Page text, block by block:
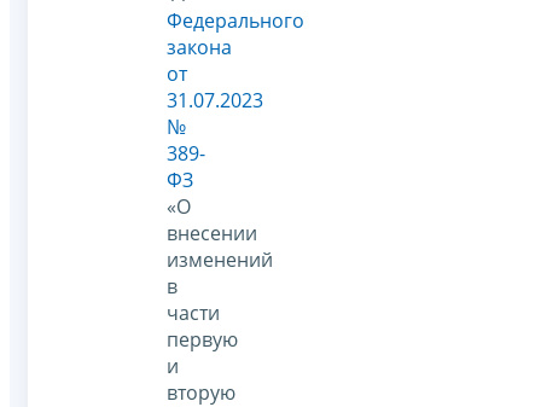
Федерального
закона
от
31.07.2023
№
389-
ФЗ
«О
внесении
изменений
в
части
первую
и
вторую